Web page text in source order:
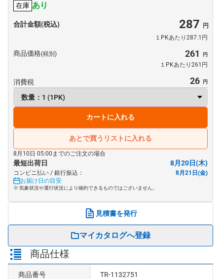
在庫 あり
合計金額(税込) 287
１PKあたり287.1円
商品価格(税別) 261
１PKあたり261円
消費税 26
カートに入れる
あとで買うリストに入れる
8月10日 05:00までのご注文の場合
最短出荷日 8月20日(木)
コンビニ払い / 銀行振込：
8月21日(金)
お届け日の目安
※ 気象状況や運行状況により確約できるものではございません。
見積書を発行
マイカタログへ登録
商品仕様
商品番号 TR-1132751